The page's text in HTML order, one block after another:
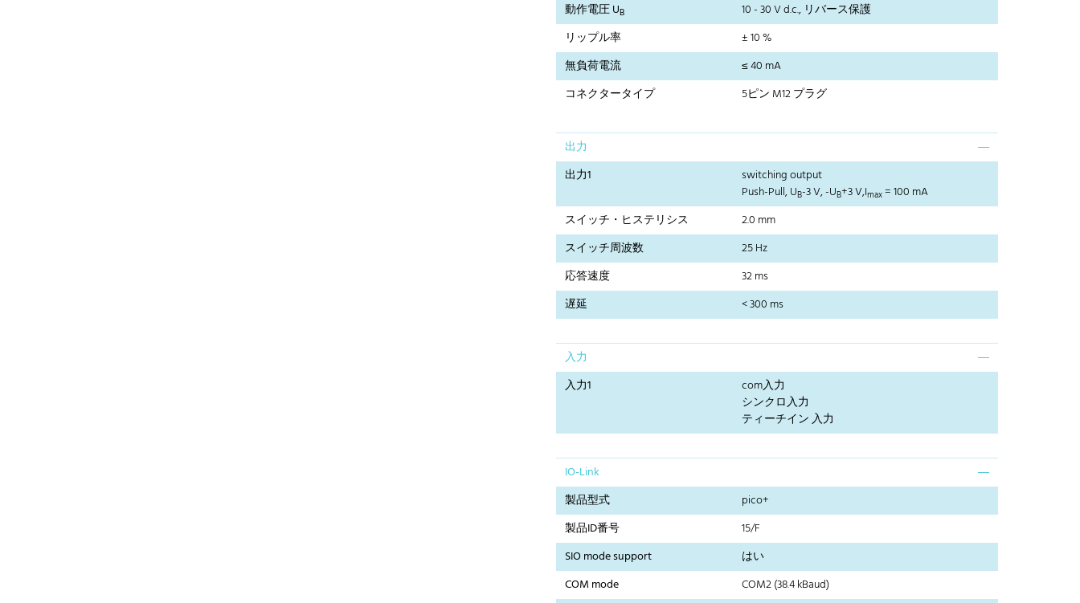
動作電圧 UB
10 - 30 V d.c., リバース保護
リップル率
± 10 %
無負荷電流
≤ 40 mA
コネクタータイプ
5ピン M12 プラグ
出力
出力1
switching output
Push-Pull, UB-3 V, -UB+3 V,Imax= 100 mA
スイッチ・ヒステリシス
2.0 mm
スイッチ周波数
25 Hz
応答速度
32 ms
遅延
< 300 ms
入力
入力1
com入力
シンクロ入力
ティーチイン 入力
IO-Link
製品型式
pico+
製品ID番号
15/F
SIO mode support
はい
COM mode
COM2 (38.4 kBaud)